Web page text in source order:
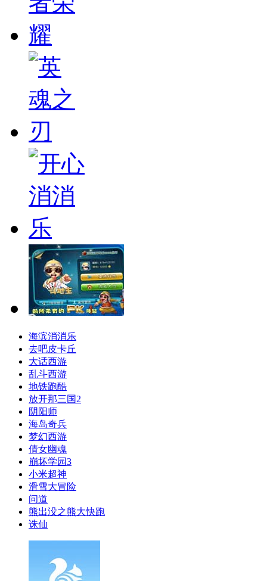
海滨消消乐
去吧皮卡丘
大话西游
乱斗西游
地铁跑酷
放开那三国2
阴阳师
海岛奇兵
梦幻西游
倩女幽魂
崩坏学园3
小米超神
滑雪大冒险
问道
熊出没之熊大快跑
诛仙